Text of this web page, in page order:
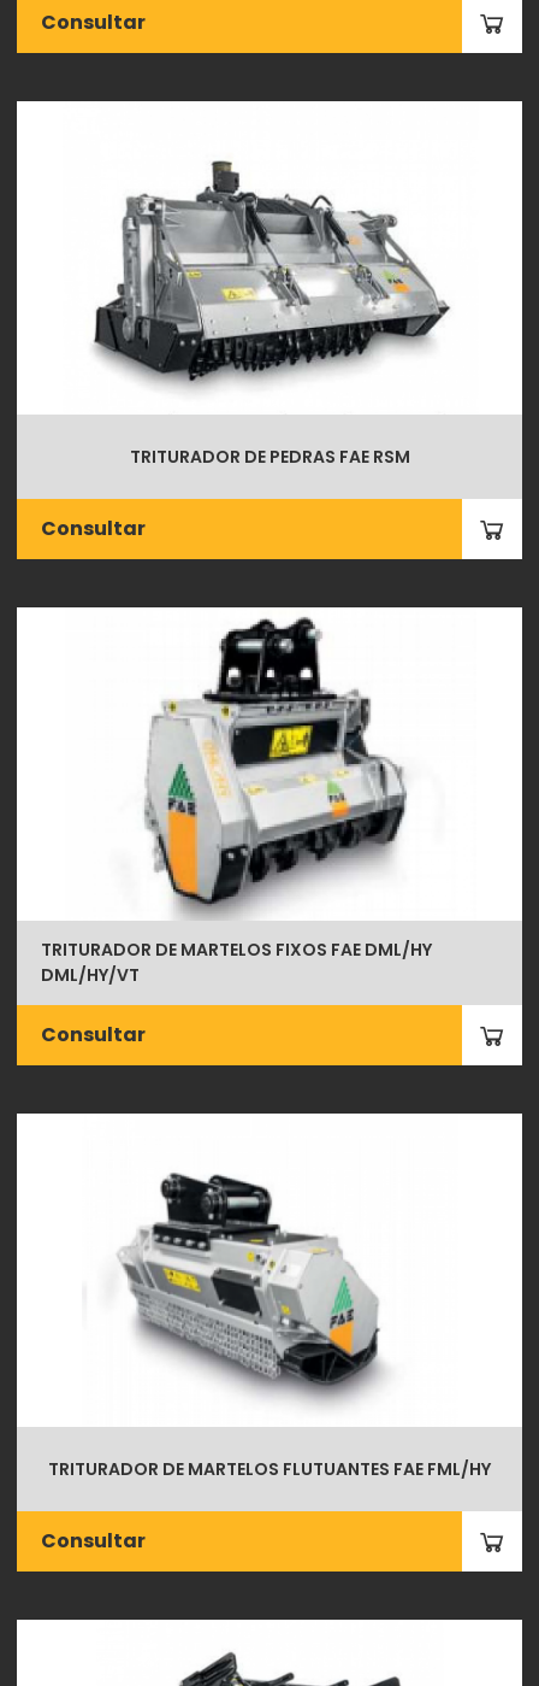
Consultar
TRITURADOR DE PEDRAS FAE RSM
Consultar
TRITURADOR DE MARTELOS FIXOS FAE DML/HY
DML/HY/VT
Consultar
TRITURADOR DE MARTELOS FLUTUANTES FAE FML/HY
Consultar